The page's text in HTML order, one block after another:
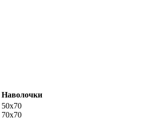
Наволочки
50х70
70х70